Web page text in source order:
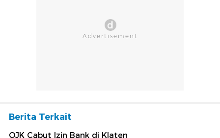
Berita Terkait
OJK Cabut Izin Bank di Klaten